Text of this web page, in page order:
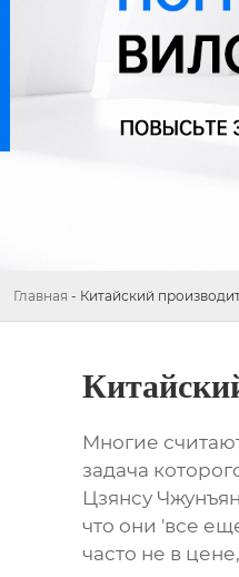
Главная - Китайский
Многие
задача
Цзянсу
что они 'все
часто не в